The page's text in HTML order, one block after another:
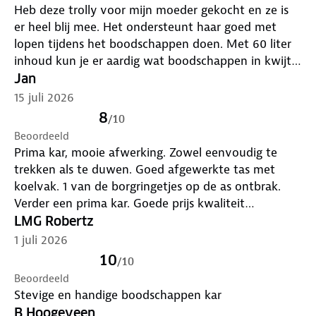
Het telescopische handvat verstel je op een hoogte
die bij je past. De tas is afneembaar, waardoor je het
frame ook als steekwagen kunt gebruiken voor het
verplaatsen van dozen of andere zware spullen.
Heb deze trolly voor mijn moeder gekocht en ze is
er heel blij mee. Het ondersteunt haar goed met
lopen tijdens het boodschappen doen. Met 60 liter
inhoud kun je er aardig wat boodschappen in kwijt.
Het aparte koelgedeelte werkt verrassend goed en is
super ideaal tijdens het warme zomerweer.
Jan
15 juli 2026
8/10
Beoordeeld
Prima kar, mooie afwerking. Zowel eenvoudig te
trekken als te duwen. Goed afgewerkte tas met
koelvak. 1 van de borgringetjes op de as ontbrak.
Verder een prima kar. Goede prijs kwaliteit
verhouding.
LMG Robertz
1 juli 2026
10/10
Beoordeeld
Stevige en handige boodschappen kar
B Hoogeveen